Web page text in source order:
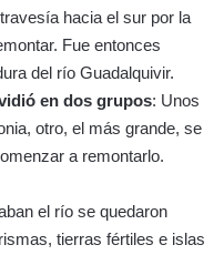
hacia el sur por la
Fue entonces
del río Guadalquivir.
en dos grupos: Unos
otro, el más grande, se
a remontarlo.
el río se quedaron
tierras fértiles e islas